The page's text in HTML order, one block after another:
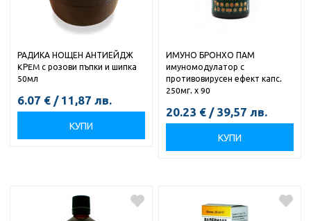
РАДИКА НОЩЕН АНТИЕЙДЖ
KРEM с розови пъпки и шипка
50мл
6.07 € / 11,87 лв.
КУПИ
ИМУНО БРОНХО ПАМ
имуномодулатор с
противовирусен ефект капс.
250мг. х 90
20.23 € / 39,57 лв.
КУПИ